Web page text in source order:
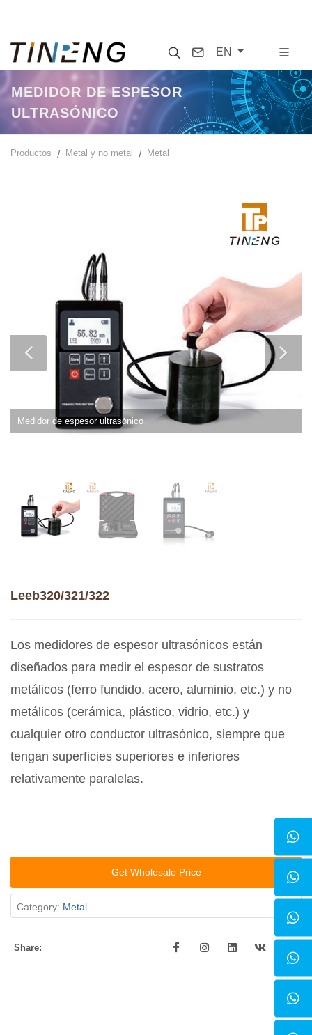
SearchContact
EN
MEDIDOR DE ESPESOR
ULTRASÓNICO
Productos Metal y no metal Metal
Medidor de espesor ultrasónico
Leeb320/321/322
Los medidores de espesor ultrasónicos están
diseñados para medir el espesor de sustratos
metálicos (ferro fundido, acero, aluminio, etc.) y no
metálicos (cerámica, plástico, vidrio, etc.) y
cualquier otro conductor ultrasónico, siempre que
tengan superficies superiores e inferiores
relativamente paralelas.
Get Wholesale Price
Category: Metal
Share: